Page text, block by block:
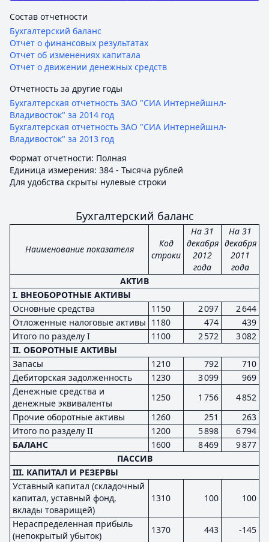
Состав отчетности
Бухгалтерский баланс
Отчет о финансовых результатах
Отчет об изменениях капитала
Отчет о движении денежных средств
Отчетность за другие годы
Бухгалтерская отчетность ЗАО "СИА Интернейшнл-
Владивосток" за 2014 год
Бухгалтерская отчетность ЗАО "СИА Интернейшнл-
Владивосток" за 2013 год
Формат отчетности: Полная
Единица измерения: 384 - Тысяча рублей
Для удобства скрыты нулевые строки
Бухгалтерский баланс
Наименование показателя
Код
строки
На 31
декабря
2012
года
На 31
декабря
2011
года
АКТИВ
I. ВНЕОБОРОТНЫЕ АКТИВЫ
Основные средства
1150 2 097
2 644
Отложенные налоговые активы 1180 474
439
Итого по разделу I
1100 2 572
3 082
II. ОБОРОТНЫЕ АКТИВЫ
Запасы
1210 792
710
Дебиторская задолженность
1230 3 099
969
Денежные средства и
денежные эквиваленты
1250 1 756
4 852
Прочие оборотные активы
1260 251
263
Итого по разделу II
1200 5 898
6 794
БАЛАНС
1600 8 469
9 877
ПАССИВ
III. КАПИТАЛ И РЕЗЕРВЫ
Уставный капитал (складочный
капитал, уставный фонд,
вклады товарищей)
1310 100 100
Нераспределенная прибыль
(непокрытый убыток)
1370 443
-145